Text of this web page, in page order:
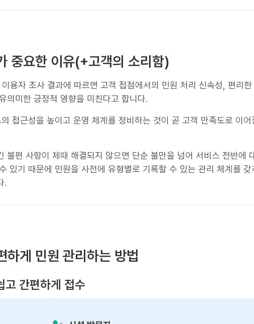
중요한 이유(+고객의 소리함)
용자 조사 결과에 따르면 고객 접점에서의 민원 처리 신속성, 편리한
의미한 긍정적 영향을 미친다고 합니다.
접근성을 높이고 운영 체계를 정비하는 것이 곧 고객 만족도로 이어
불편 사항이 제때 해결되지 않으면 단순 불만을 넘어 서비스 전반에
있기 때문에 민원을 사전에 유형별로 기록할 수 있는 관리 체계를 갖
.
하게 민원 관리하는 방법
고 간편하게 접수